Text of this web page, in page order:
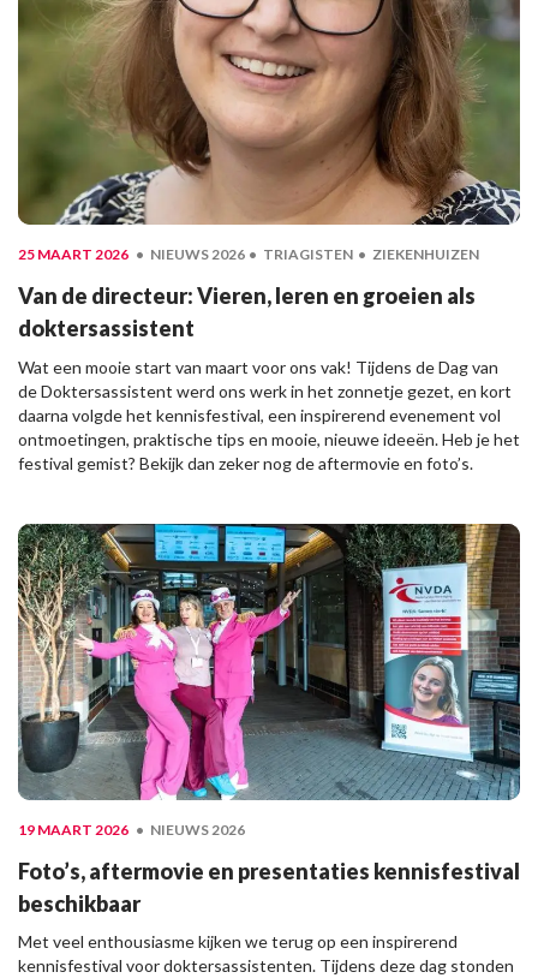
25 MAART 2026 NIEUWS 2026 TRIAGISTEN ZIEKENHUIZEN
Van de directeur: Vieren, leren en groeien als
doktersassistent
Wat een mooie start van maart voor ons vak! Tijdens de Dag van
de Doktersassistent werd ons werk in het zonnetje gezet, en kort
daarna volgde het kennisfestival, een inspirerend evenement vol
ontmoetingen, praktische tips en mooie, nieuwe ideeën. Heb je het
festival gemist? Bekijk dan zeker nog de aftermovie en foto’s.
19 MAART 2026 NIEUWS 2026
Foto’s, aftermovie en presentaties kennisfestival
beschikbaar
Met veel enthousiasme kijken we terug op een inspirerend
kennisfestival voor doktersassistenten. Tijdens deze dag stonden